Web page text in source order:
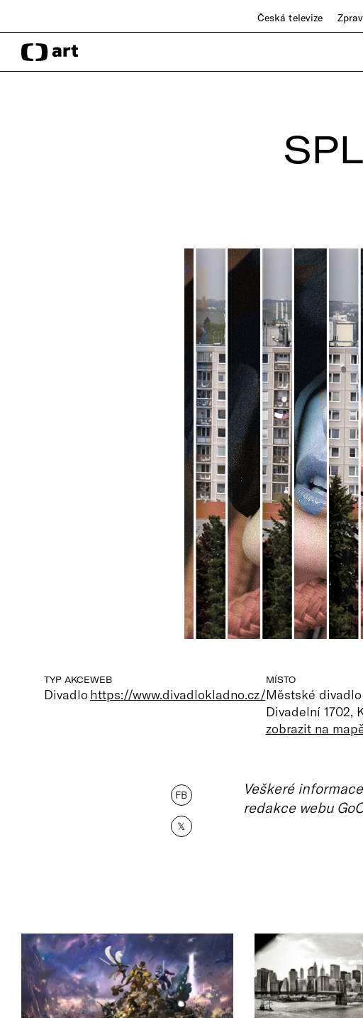
Česká televize
TYP AKCE
Divadlo
WEB
https://www.divadlokladno.cz/
MÍSTO
Městské
Divadelní 1702,
zobrazit na
FB
𝕏
Veškeré
redakce webu